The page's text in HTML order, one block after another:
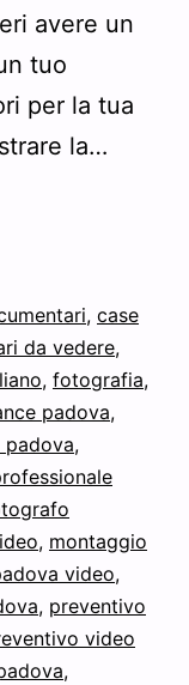
avere un
tuo
per la tua
la…
, case
da vedere,
, fotografia,
padova,
,
, montaggio
video,
, preventivo
video
,